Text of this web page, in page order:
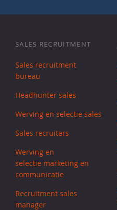
SALES RECRUITMENT
Sales recruitment
bureau
Headhunter sales
Werving en selectie sales
Sales recruiters
Werving en
selectie marketing en
communicatie
Recruitment sales
manager